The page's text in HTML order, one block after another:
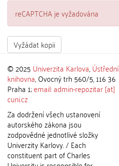
reCAPTCHA je vyžadována
Vyžádat kopii
© 2025 Univerzita Karlova,Ústřední
knihovna, Ovocný trh 560/5, 116 36
Praha 1;email: admin-repozitar [at]
cuni.cz
Za dodržení všech ustanovení
autorského zákona jsou
zodpovědné jednotlivé složky
Univerzity Karlovy. / Each
constituent part of Charles